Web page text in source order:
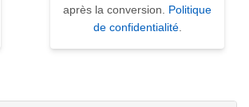
après la conversion. Politique
de confidentialité.